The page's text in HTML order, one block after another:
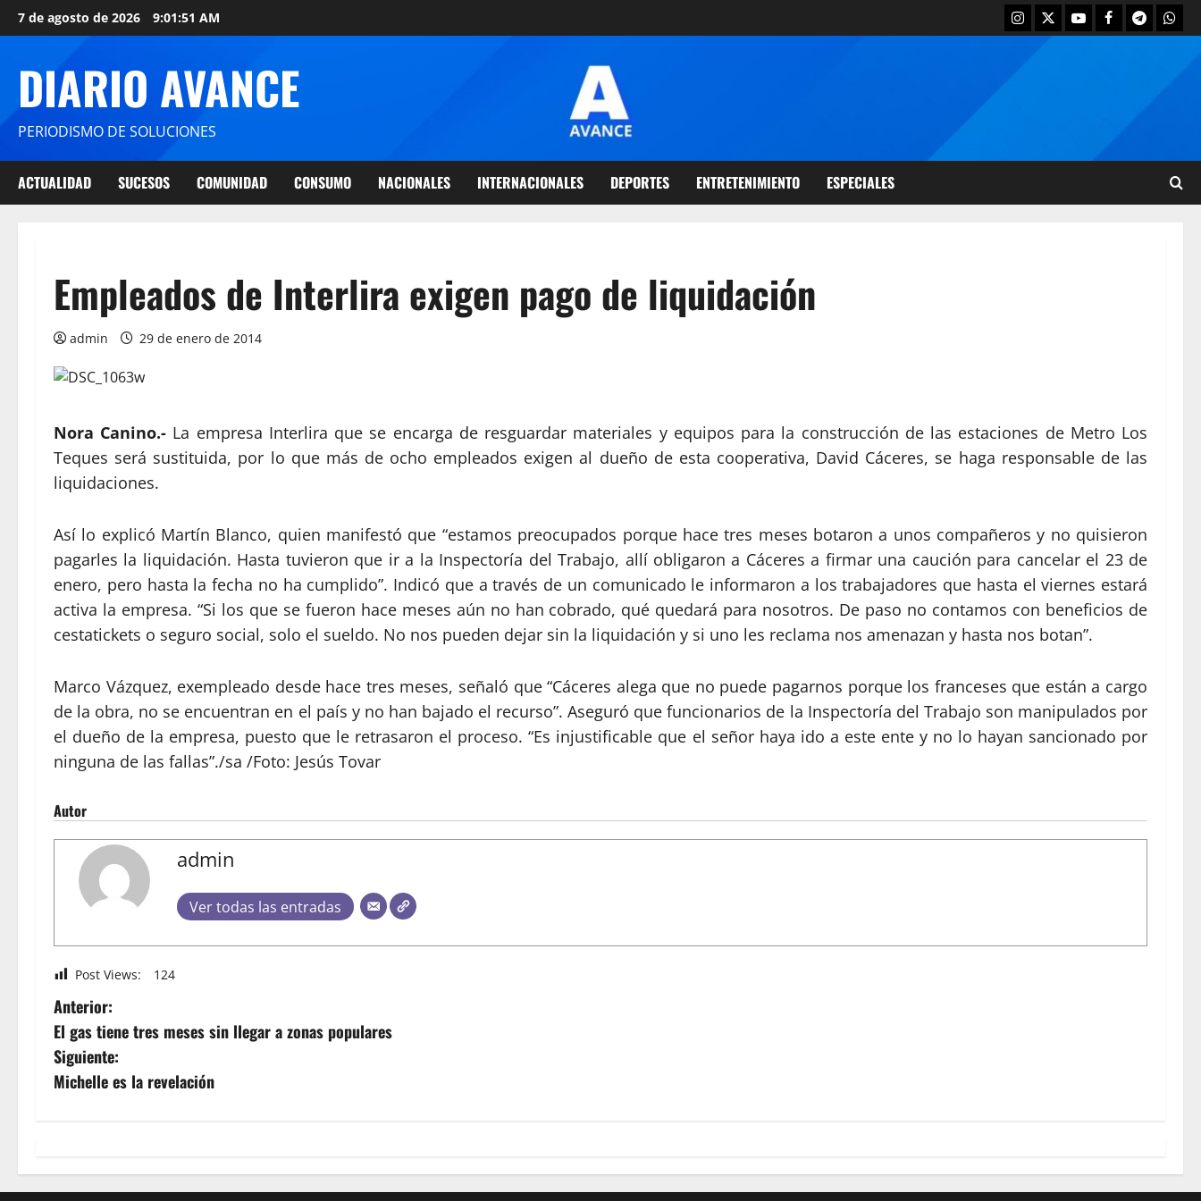
7 de agosto de 2026 9:01:51 AM
DIARIO AVANCE
PERIODISMO DE SOLUCIONES
ACTUALIDAD SUCESOS COMUNIDAD CONSUMO NACIONALES INTERNACIONALES DEPORTES ENTRETENIMIENTO ESPECIALES
Empleados de Interlira exigen pago de liquidación
admin 29 de enero de 2014
Nora Canino.- La empresa Interlira que se encarga de resguardar materiales y equipos para la construcción de las estaciones de Metro Los
Teques será sustituida, por lo que más de ocho empleados exigen al dueño de esta cooperativa, David Cáceres, se haga responsable de las
liquidaciones.
Así lo explicó Martín Blanco, quien manifestó que “estamos preocupados porque hace tres meses botaron a unos compañeros y no quisieron
pagarles la liquidación. Hasta tuvieron que ir a la Inspectoría del Trabajo, allí obligaron a Cáceres a firmar una caución para cancelar el 23 de
enero, pero hasta la fecha no ha cumplido”. Indicó que a través de un comunicado le informaron a los trabajadores que hasta el viernes estará
activa la empresa. “Si los que se fueron hace meses aún no han cobrado, qué quedará para nosotros. De paso no contamos con beneficios de
cestatickets o seguro social, solo el sueldo. No nos pueden dejar sin la liquidación y si uno les reclama nos amenazan y hasta nos botan”.
Marco Vázquez, exempleado desde hace tres meses, señaló que “Cáceres alega que no puede pagarnos porque los franceses que están a cargo
de la obra, no se encuentran en el país y no han bajado el recurso”. Aseguró que funcionarios de la Inspectoría del Trabajo son manipulados por
el dueño de la empresa, puesto que le retrasaron el proceso. “Es injustificable que el señor haya ido a este ente y no lo hayan sancionado por
ninguna de las fallas”./sa /Foto: Jesús Tovar
Autor
admin
Ver todas las entradas
Post Views: 124
Anterior:
El gas tiene tres meses sin llegar a zonas populares
Siguiente:
Michelle es la revelación